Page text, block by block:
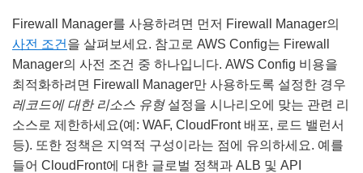
Firewall Manager를 사용하려면 먼저 Firewall Manager의
사전 조건 을 살펴보세요. 참고로 AWS Conﬁg는 Firewall
Manager의 사전 조건 중 하나입니다. AWS Config 비용을
최적화하려면 Firewall Manager만 사용하도록 설정한 경우
레코드에 대한 리소스 유형설정을 시나리오에 맞는 관련 리
소스로 제한하세요(예: WAF, CloudFront 배포, 로드 밸런서
등). 또한 정책은 지역적 구성이라는 점에 유의하세요. 예를
들어 CloudFront에 대한 글로벌 정책과 ALB 및 API